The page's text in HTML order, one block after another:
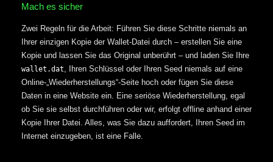
Mach es sicher
Zwei Regeln für die Arbeit: Führen Sie diese Schritte niemals an
Ihrer einzigen Kopie der Wallet-Datei durch – erstellen Sie eine
Kopie und lassen Sie das Original unberührt – und laden Sie Ihre
wallet.dat
, Ihren Schlüssel oder Ihren Seed niemals auf eine
Online-„Wiederherstellungs“-Seite hoch oder fügen Sie diese
Daten in eine Website ein. Eine seriöse Wiederherstellung, egal
ob Sie sie selbst durchführen oder wir, erfolgt offline anhand einer
Kopie Ihrer Datei. Alles, was Sie dazu auffordert, Ihren Seed im
Internet einzugeben, ist eine Falle.